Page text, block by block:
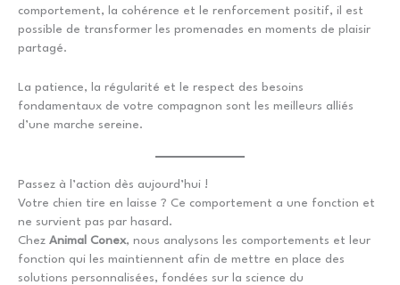
comportement, la cohérence et le renforcement positif, il est
possible de transformer les promenades en moments de plaisir
partagé.
La patience, la régularité et le respect des besoins
fondamentaux de votre compagnon sont les meilleurs alliés
d’une marche sereine.
Passez à l’action dès aujourd’hui !
Votre chien tire en laisse ? Ce comportement a une fonction et
ne survient pas par hasard.
Chez Animal Conex, nous analysons les comportements et leur
fonction qui les maintiennent afin de mettre en place des
solutions personnalisées, fondées sur la science du